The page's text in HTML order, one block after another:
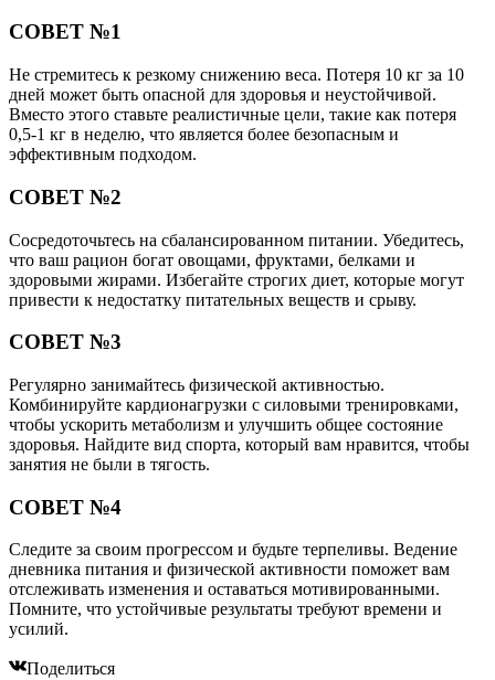
СОВЕТ №1
Не стремитесь к резкому снижению веса. Потеря 10 кг за 10
дней может быть опасной для здоровья и неустойчивой.
Вместо этого ставьте реалистичные цели, такие как потеря
0,5-1 кг в неделю, что является более безопасным и
эффективным подходом.
СОВЕТ №2
Сосредоточьтесь на сбалансированном питании. Убедитесь,
что ваш рацион богат овощами, фруктами, белками и
здоровыми жирами. Избегайте строгих диет, которые могут
привести к недостатку питательных веществ и срыву.
СОВЕТ №3
Регулярно занимайтесь физической активностью.
Комбинируйте кардионагрузки с силовыми тренировками,
чтобы ускорить метаболизм и улучшить общее состояние
здоровья. Найдите вид спорта, который вам нравится, чтобы
занятия не были в тягость.
СОВЕТ №4
Следите за своим прогрессом и будьте терпеливы. Ведение
дневника питания и физической активности поможет вам
отслеживать изменения и оставаться мотивированными.
Помните, что устойчивые результаты требуют времени и
усилий.
Поделиться